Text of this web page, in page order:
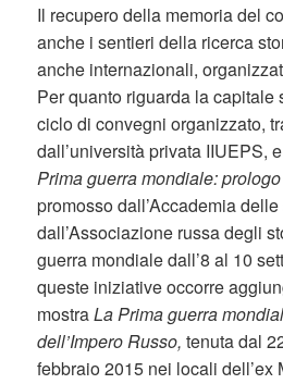
Il recupero della memoria del
anche i sentieri della ricerca
anche internazionali,
Per quanto riguarda la capitale
ciclo di convegni organizzato,
dall’università privata IIUEPS,
Prima guerra mondiale:
promosso dall’Accademia
dall’Associazione russa degli
guerra mondiale dall’8 al 10
queste iniziative occorre
mostraLa Prima guerra
dell’Impero Russo, tenuta dal
febbraio 2015 nei locali dell’ex